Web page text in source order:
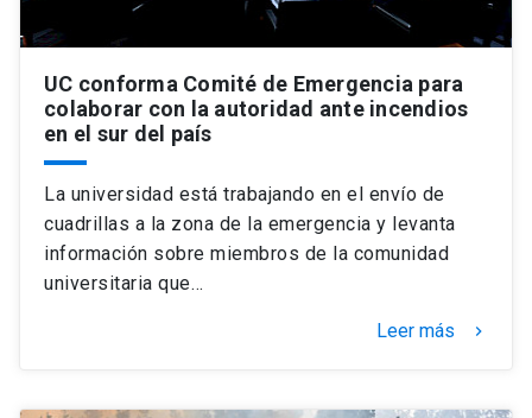
UC conforma Comité de Emergencia para
colaborar con la autoridad ante incendios
en el sur del país
La universidad está trabajando en el envío de
cuadrillas a la zona de la emergencia y levanta
información sobre miembros de la comunidad
universitaria que…
Leer más keyboard_arrow_right